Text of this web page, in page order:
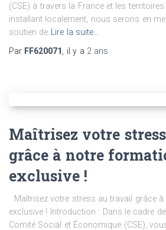
(CSE) à travers la France et les territoires
installant localement, nous serons en
soutien de Lire la suite…
Par FF620071 , il y a 2 ans
Maîtrisez votre
grâce à notre
exclusive !
Maîtrisez votre stress au travail grâce
exclusive ! Introduction : Dans le cadre
Comité Social et Économique (CSE),